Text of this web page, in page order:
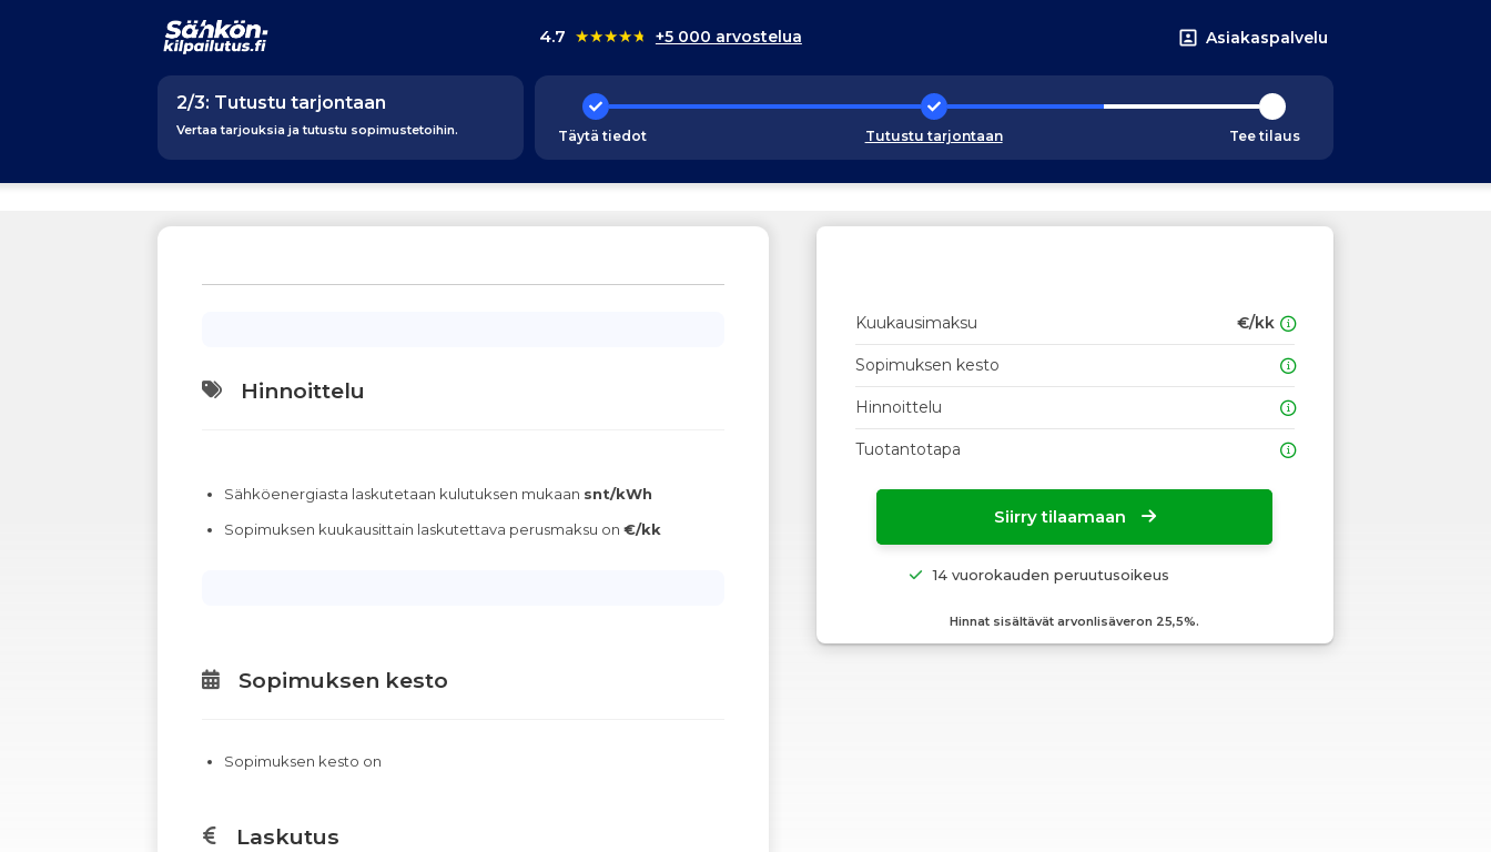
4.7 ★★★★★ +5 000 arvostelua Asiakaspalvelu
2/3: Tutustu tarjontaan
Vertaa tarjouksia ja tutustu sopimustetoihin. Täytä tiedot Tutustu tarjontaan Tee tilaus
Hinnoittelu
Sähköenergiasta laskutetaan kulutuksen mukaan snt/kWh
Sopimuksen kuukausittain laskutettava perusmaksu on €/kk
Sopimuksen kesto
Sopimuksen kesto on
Laskutus
Kuukausimaksu €/kk
Sopimuksen kesto
Hinnoittelu
Tuotantotapa
Siirry tilaamaan
14 vuorokauden peruutusoikeus
Hinnat sisältävät arvonlisäveron 25,5%.